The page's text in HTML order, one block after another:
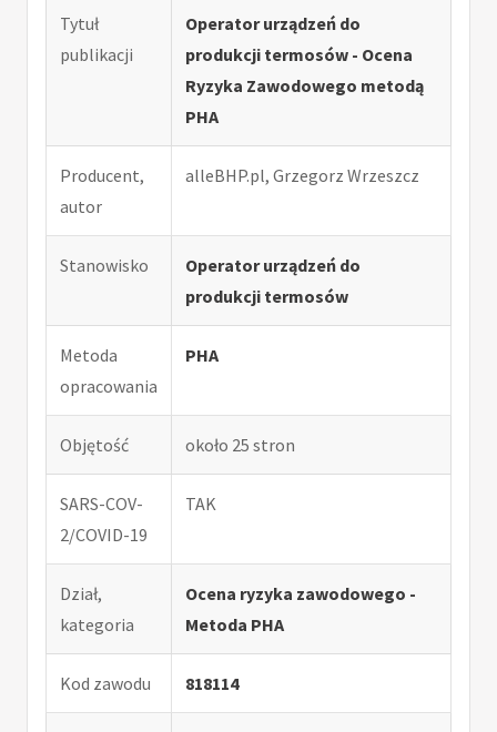
Tytuł
publikacji
Operator urządzeń do
produkcji termosów - Ocena
Ryzyka Zawodowego metodą
PHA
Producent,
autor
alleBHP.pl, Grzegorz Wrzeszcz
Stanowisko
Operator urządzeń do
produkcji termosów
Metoda
opracowania
PHA
Objętość około 25 stron
SARS-COV-
2/COVID-19
TAK
Dział,
kategoria
Ocena ryzyka zawodowego -
Metoda PHA
Kod zawodu 818114